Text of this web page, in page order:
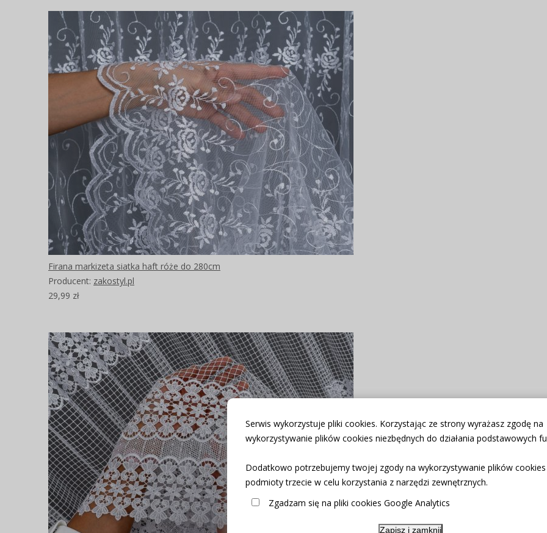
Serwis wykorzystuje pliki cookies. Korzystając ze strony wyrażasz zgodę na
wykorzystywanie plików cookies niezbędnych do działania podstawowych
Dodatkowo potrzebujemy twojej zgody na wykorzystywanie plików
podmioty trzecie w celu korzystania z narzędzi zewnętrznych.
Zgadzam się na pliki cookies Google Analytics
Zapisz i zamknij
Firana markizeta siatka haft róże do 280cm
Producent: zakostyl.pl
29,99 zł